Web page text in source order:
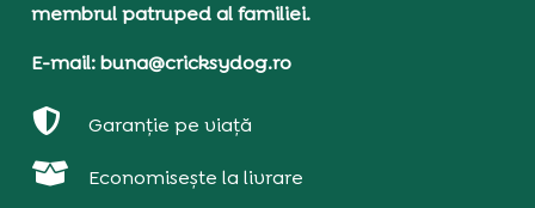
membrul patruped al familiei.
E-mail: buna@cricksydog.ro
 Garanție pe viață
 Economisește la livrare